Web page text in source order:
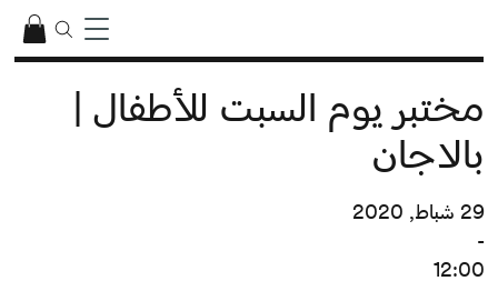
مختبر يوم السبت للأطفال |
بالاجان
29 شباط, 2020
-
12:00